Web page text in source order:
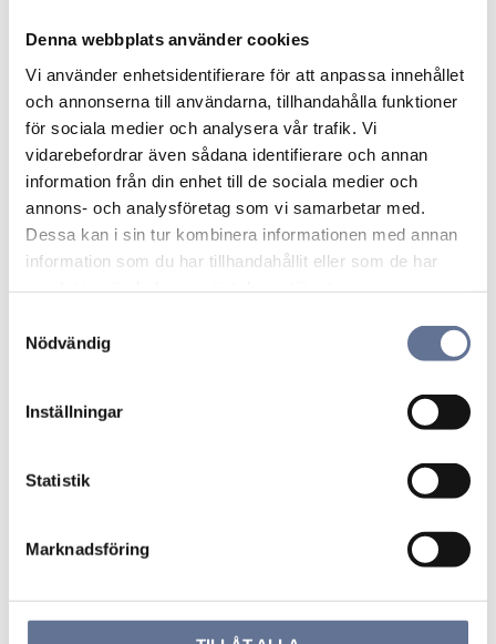
Denna webbplats använder cookies
Vi använder enhetsidentifierare för att anpassa innehållet
och annonserna till användarna, tillhandahålla funktioner
för sociala medier och analysera vår trafik. Vi
vidarebefordrar även sådana identifierare och annan
information från din enhet till de sociala medier och
annons- och analysföretag som vi samarbetar med.
Dessa kan i sin tur kombinera informationen med annan
information som du har tillhandahållit eller som de har
Nödvändig
Inställningar
Statistik
Marknadsföring
under skjorta eller stickat.
60 cm+: längre stil över plagg eller för större
hänge.
Tips: mät en kedja du äger eller använd snöre i
spegeln och kontrollera måttet i centimeter.
Bredd/tjocklek i mm
1.1–1.3 mm: tunn, elegant linje. Optimal som
1.5–1.7 mm
: balanserad vardagsbredd som
~2.0 mm
: mer närvaro. Kan bäras utan hänge
eller med större ögla.
Bredd påverkar vikt i gram och hur stabilt
Kedja för hänge: öglans innermått
För hänge behöver hängets öglans innermått